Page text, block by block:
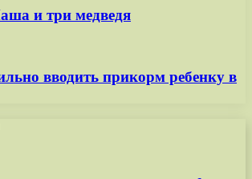
и три медведя
вводить прикорм ребенку в